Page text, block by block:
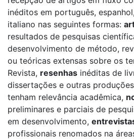
inéditos em português,
italiano nas seguintes formas:
resultados de pesquisas
desenvolvimento de método,
ou teóricas extensas sobre os
Revista, resenhas inéditas de
dissertações e outras
tenham relevância acadêmica,
preliminares e parciais de
em desenvolvimento,
profissionais renomados na